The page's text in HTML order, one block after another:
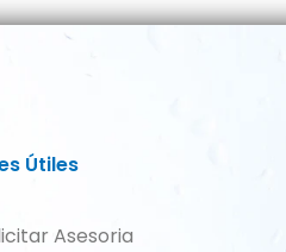
Útiles
Asesoria